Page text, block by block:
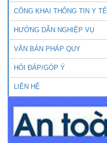
CÔNG KHAI THÔNG TIN Y TẾ
HƯỚNG DẪN NGHIỆP VỤ
VĂN BẢN PHÁP QUY
HỎI ĐÁP/GÓP Ý
LIÊN HỆ